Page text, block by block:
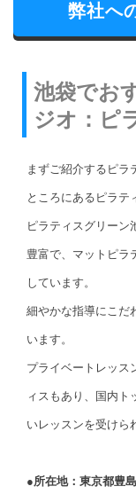
弊社へ
池袋でお
ジオ：ピ
まずご紹介するピラ
ところにあるピラテ
ピラティスグリーン
豊富で、マットピラ
しています。
細やかな指導にこだ
います。
プライベートレッス
ィスもあり、国内ト
いレッスンを受けら
●所在地：東京都豊